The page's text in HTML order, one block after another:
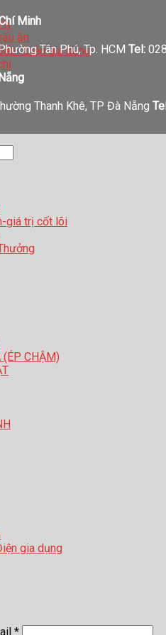
ty
ăn
Điện gia dụng
Minh
Tân Phú, Tp. HCM Tel:
Thanh Khê, TP Đà Nẵng
giá trị cốt lõi
(ÉP CHẬM)
gia dụng
*